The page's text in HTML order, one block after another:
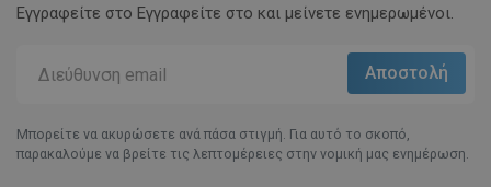
Εγγραφείτε στο Eγγραφείτε στο και μείνετε ενημερωμένοι.
Μπορείτε να ακυρώσετε ανά πάσα στιγμή. Για αυτό το σκοπό,
παρακαλούμε να βρείτε τις λεπτομέρειες στην νομική μας ενημέρωση.